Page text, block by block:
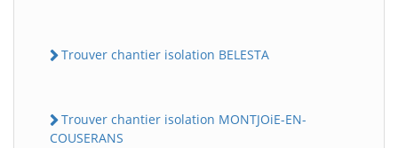
Trouver chantier isolation BELESTA
Trouver chantier isolation MONTJOiE-EN-
COUSERANS